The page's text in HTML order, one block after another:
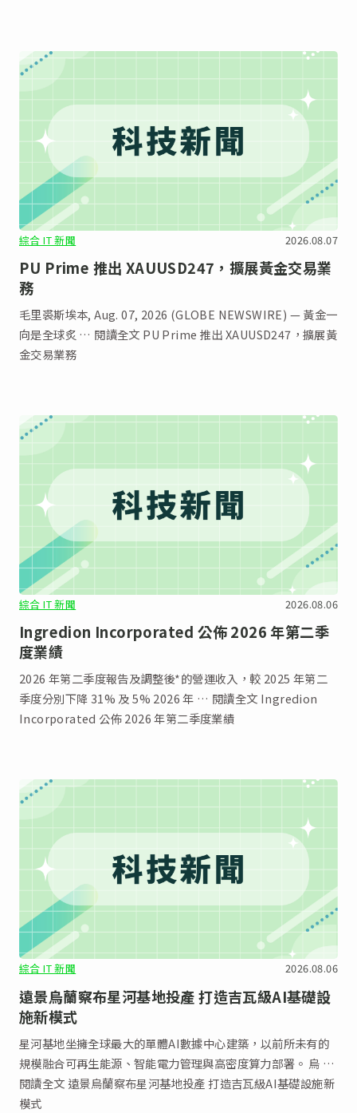
綜合 IT 新聞 2026.08.07
PU Prime 推出 XAUUSD247，擴展黃金交易業
務
毛里裘斯埃本, Aug. 07, 2026 (GLOBE NEWSWIRE) — 黃金一
向是全球炙 … 閱讀全文 PU Prime 推出 XAUUSD247，擴展黃
金交易業務
綜合 IT 新聞 2026.08.06
Ingredion Incorporated 公佈 2026 年第二季
度業績
2026 年第二季度報告及調整後*的營運收入，較 2025 年第二
季度分別下降 31% 及 5% 2026 年 … 閱讀全文 Ingredion
Incorporated 公佈 2026 年第二季度業績
綜合 IT 新聞 2026.08.06
遠景烏蘭察布星河基地投產 打造吉瓦級AI基礎設
施新模式
星河基地坐擁全球最大的單體AI數據中心建築，以前所未有的
規模融合可再生能源、智能電力管理與高密度算力部署。 烏 …
閱讀全文 遠景烏蘭察布星河基地投產 打造吉瓦級AI基礎設施新
模式